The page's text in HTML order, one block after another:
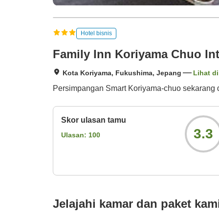
Hotel bisnis
Family Inn Koriyama Chuo
Kota Koriyama, Fukushima, Jepang Lihat
Persimpangan Smart Koriyama-chuo
Skor ulasan tamu
Ulasan: 100 3.3
Jelajahi kamar dan paket